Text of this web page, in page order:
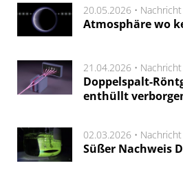
20.05.2026 • Nachricht
Atmosphäre wo
21.04.2026 • Nachricht
Doppelspalt-
enthüllt
02.03.2026 • Nachricht
Süßer Nachweis